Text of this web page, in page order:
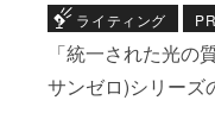
ライティング
「統一された光の
サンゼロ)シリーズ